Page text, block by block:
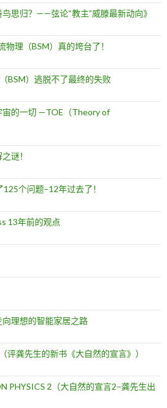
思归？——弦论“教主”威滕最新动向》
物理（BSM）真的垮台了！
BSM）逃脱不了最终的失败
宙的一切 —TOE（Theory of
谜！
个问题–12年过去了！
13年前的观点
理想的智能家居之路
评龚先生的新书《大自然的宣言》）
PHYSICS 2（大自然的宣言2–龚先生出